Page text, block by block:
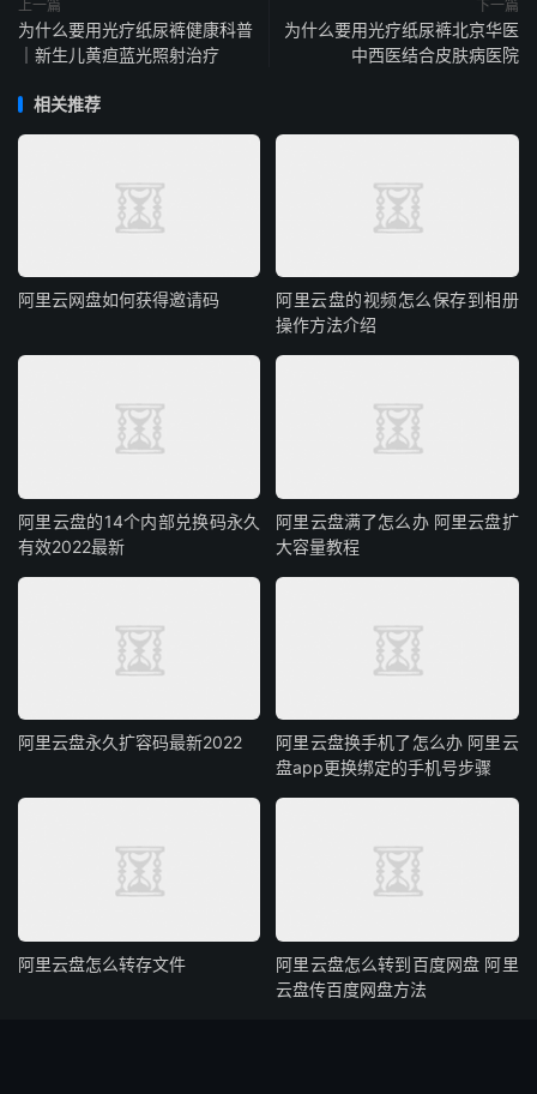
上一篇
为什么要用光疗纸尿裤健康科普
｜新生儿黄疸蓝光照射治疗
下一篇
为什么要用光疗纸尿裤北京华医
中西医结合皮肤病医院
相关推荐
阿里云网盘如何获得邀请码
阿里云盘的视频怎么保存到相册
操作方法介绍
阿里云盘的14个内部兑换码永久
有效2022最新
阿里云盘满了怎么办 阿里云盘扩
大容量教程
阿里云盘永久扩容码最新2022
阿里云盘换手机了怎么办 阿里云
盘app更换绑定的手机号步骤
阿里云盘怎么转存文件
阿里云盘怎么转到百度网盘 阿里
云盘传百度网盘方法